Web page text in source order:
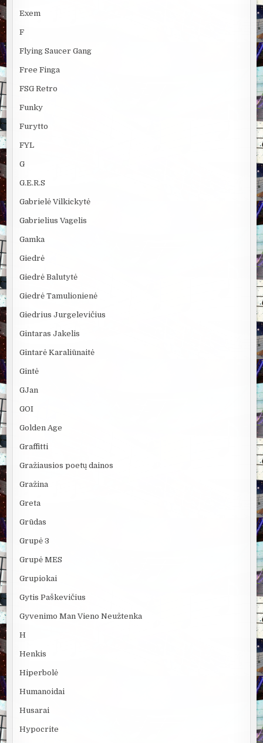
Exem
F
Flying Saucer Gang
Free Finga
FSG Retro
Funky
Furytto
FYL
G
G.E.R.S
Gabrielė Vilkickytė
Gabrielius Vagelis
Gamka
Giedrė
Giedrė Balutytė
Giedrė Tamulionienė
Giedrius Jurgelevičius
Gintaras Jakelis
Gintarė Karaliūnaitė
Gintė
GJan
GOI
Golden Age
Graffitti
Gražiausios poetų dainos
Gražina
Greta
Grūdas
Grupė 3
Grupė MES
Grupiokai
Gytis Paškevičius
Gyvenimo Man Vieno Neužtenka
H
Henkis
Hiperbolė
Humanoidai
Husarai
Hypocrite